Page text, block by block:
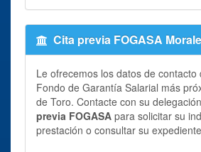
Cita previa FOGASA
Le ofrecemos los datos de contacto
Fondo de Garantía Salarial más
de Toro. Contacte con su
previa FOGASA para solicitar su
prestación o consultar su